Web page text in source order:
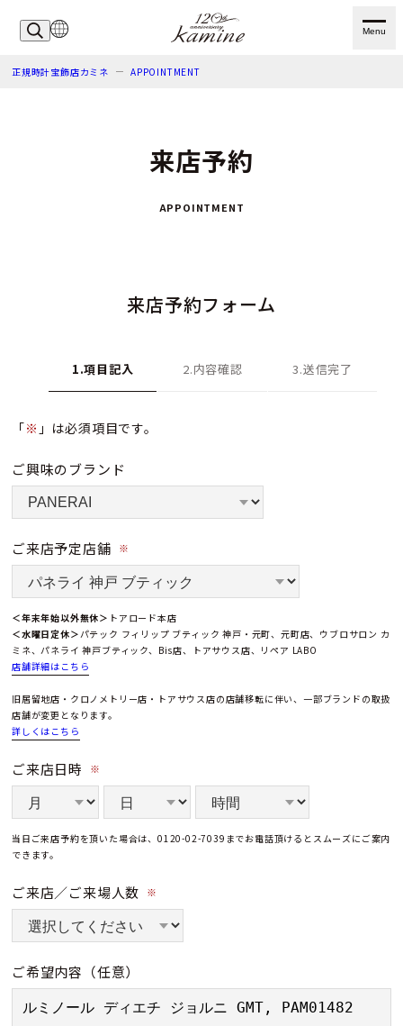
Menu
正規時計宝飾店カミネ APPOINTMENT
来店予約
APPOINTMENT
来店予約フォーム
1.項目記入 2.内容確認 3.送信完了
「※ 」は必須項目です。
ご興味のブランド
ご来店予定店舗 ※
＜年末年始以外無休＞ トアロード本店
＜水曜日定休＞ パテック フィリップ ブティック 神戸・元町、元町店、ウブロサロン カ
ミネ、パネライ 神戸ブティック、Bis店、トアサウス店、リペア LABO
店舗詳細はこちら
旧居留地店・クロノメトリー店・トアサウス店の店舗移転に伴い、一部ブランドの取扱
店舗が変更となります。
詳しくはこちら
ご来店日時 ※
当日ご来店予約を頂いた場合は、0120-02-7039までお電話頂けるとスムーズにご案内
できます。
ご来店／ご来場人数 ※
ご希望内容 （任意）